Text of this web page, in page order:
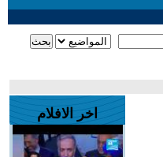
اخر الافلام